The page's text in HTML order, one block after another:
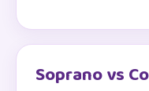
Soprano vs